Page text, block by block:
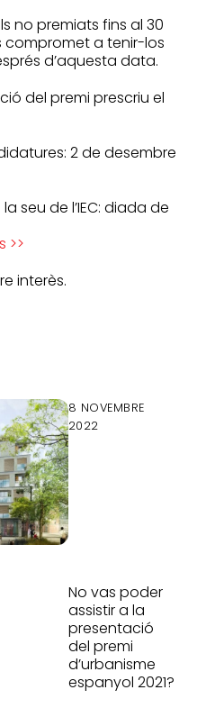
no premiats fins al 30
compromet a tenir-los
d’aquesta data.
del premi prescriu el
2 de desembre
seu de l’IEC: diada de
>>
interès.
8 NOVEMBRE
2022
premi
urbanisme
espanyol
No vas poder
assistir a la
presentació
del premi
d’urbanisme
espanyol 2021?